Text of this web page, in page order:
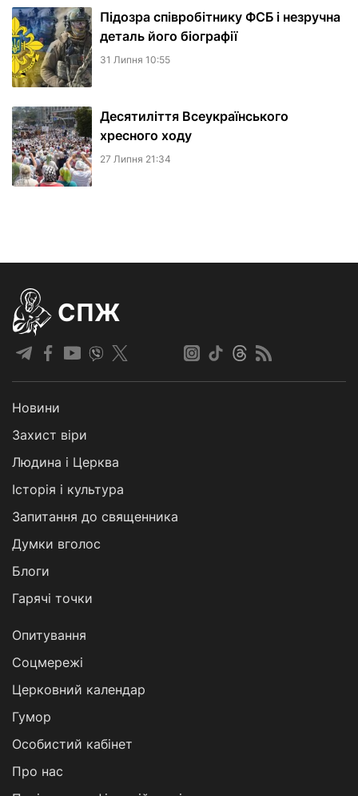
Підозра співробітнику ФСБ і незручна
деталь його біографії
31 Липня 10:55
Десятиліття Всеукраїнського
хресного ходу
27 Липня 21:34
СПЖ
Новини
Захист віри
Людина і Церква
Історія і культура
Запитання до священника
Думки вголос
Блоги
Гарячі точки
Опитування
Соцмережі
Церковний календар
Гумор
Особистий кабінет
Про нас